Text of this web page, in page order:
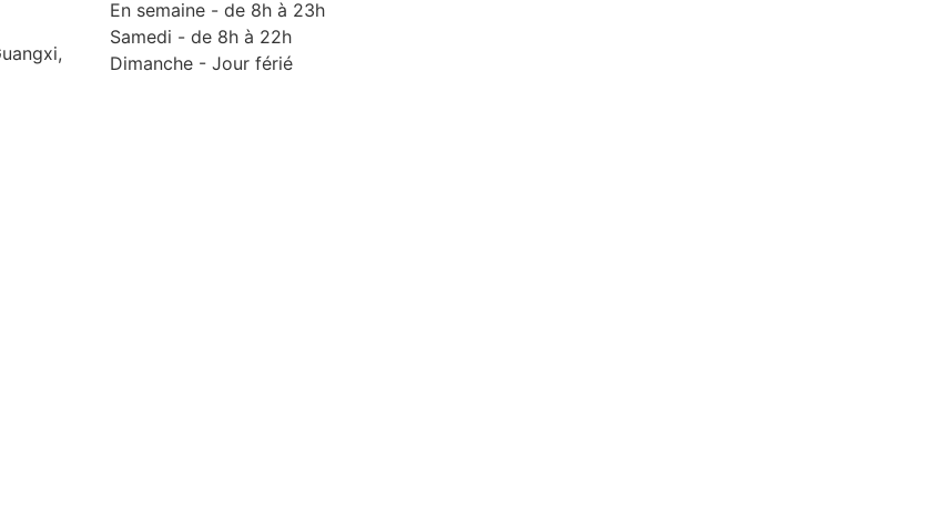
En semaine - de 8h à 23h
Samedi - de 8h à 22h
Dimanche - Jour férié